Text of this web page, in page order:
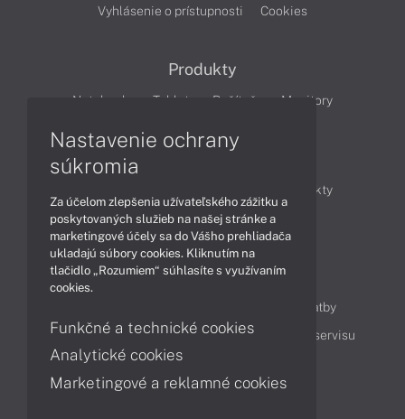
Vyhlásenie o prístupnosti
Cookies
Produkty
Notebooky Tablety Počítače Monitory
Produkty
Technológie
Videá
Obsah
Možnosti doručenia a platby
Podpora a servis
Servisné služby Cenník servisu
Kontakty
Nastavenie ochrany
súkromia
Za účelom zlepšenia užívateľského zážitku a
poskytovaných služieb na našej stránke a
marketingové účely sa do Vášho prehliadača
ukladajú súbory cookies. Kliknutím na
tlačidlo „Rozumiem“ súhlasíte s využívaním
cookies.
Funkčné a technické cookies
Analytické cookies
Marketingové a reklamné cookies